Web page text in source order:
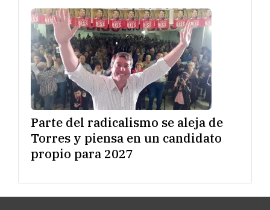
Parte del radicalismo se aleja de
Torres y piensa en un candidato
propio para 2027